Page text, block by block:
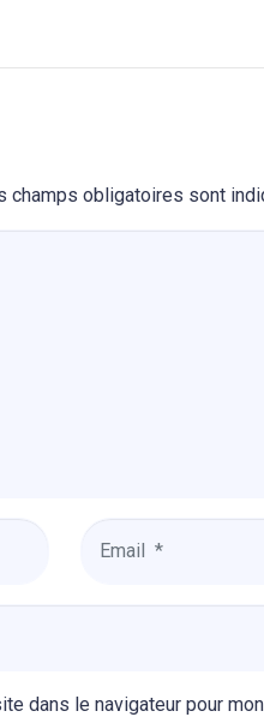
champs obligatoires sont
dans le navigateur pour